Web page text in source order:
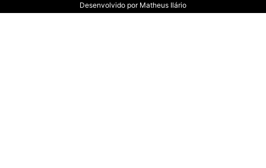
Desenvolvido por Matheus Ilário